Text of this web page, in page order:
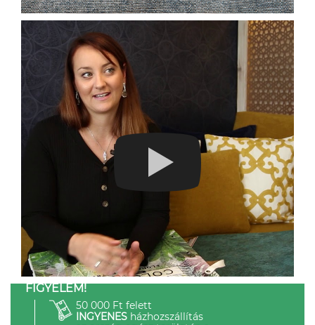
FIGYELEM!
50 000 Ft felett
INGYENESházhozszállítás